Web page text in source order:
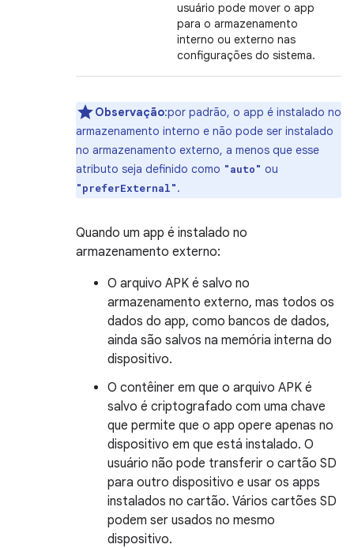
usuário pode mover o app
para o armazenamento
interno ou externo nas
configurações do sistema.
Observação:por padrão, o app é instalado no
armazenamento interno e não pode ser instalado
no armazenamento externo, a menos que esse
atributo seja definido como "auto" ou
"preferExternal".
Quando um app é instalado no
armazenamento externo:
O arquivo APK é salvo no
armazenamento externo, mas todos os
dados do app, como bancos de dados,
ainda são salvos na memória interna do
dispositivo.
O contêiner em que o arquivo APK é
salvo é criptografado com uma chave
que permite que o app opere apenas no
dispositivo em que está instalado. O
usuário não pode transferir o cartão SD
para outro dispositivo e usar os apps
instalados no cartão. Vários cartões SD
podem ser usados no mesmo
dispositivo.